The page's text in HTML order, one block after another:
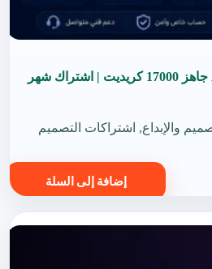
حساب ليوناردو AI جاهز 17000 كريديت | اشتراك شهر
والإبداع, اشتراكات التصميم
إضافة إلى السلة